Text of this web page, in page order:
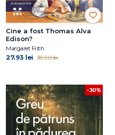
Cine a fost Thomas Alva
Edison?
Margaret Frith
27.93 lei 39.90 lei
-30%